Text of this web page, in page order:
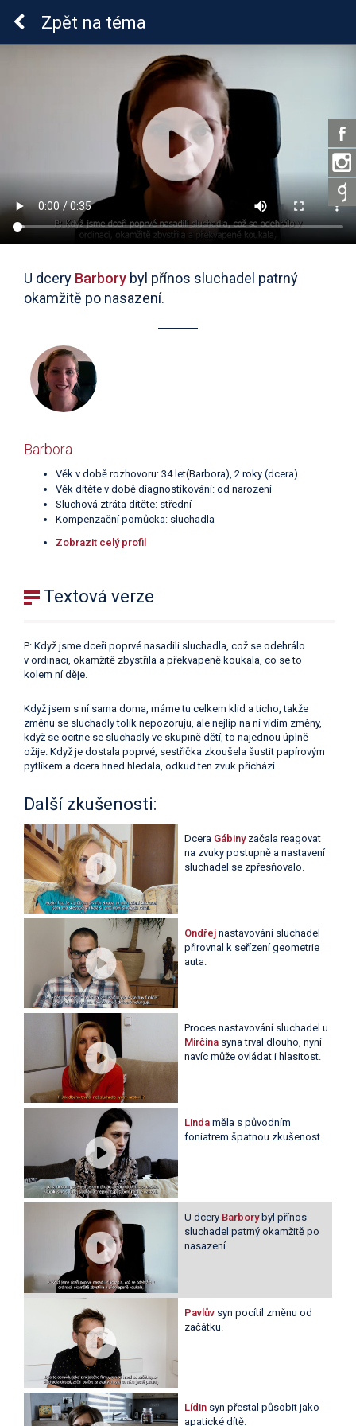
Sluchová vada u dětí
Zpět na téma
U dcery Barbory byl přínos sluchadel patrný
okamžitě po nasazení.
Barbora
Věk v době rozhovoru: 34 let(Barbora), 2 roky (dcera)
Věk dítěte v době diagnostikování: od narození
Sluchová ztráta dítěte: střední
Kompenzační pomůcka: sluchadla
Zobrazit celý profil
Textová verze
P: Když jsme dceři poprvé nasadili sluchadla, což se odehrálo
v ordinaci, okamžitě zbystřila a překvapeně koukala, co se to
kolem ní děje.
Když jsem s ní sama doma, máme tu celkem klid a ticho, takže
změnu se sluchadly tolik nepozoruju, ale nejlíp na ní vidím změny,
když se ocitne se sluchadly ve skupině dětí, to najednou úplně
ožije. Když je dostala poprvé, sestřička zkoušela šustit papírovým
pytlíkem a dcera hned hledala, odkud ten zvuk přichází.
Další zkušenosti:
Dcera Gábiny začala reagovat
na zvuky postupně a nastavení
sluchadel se zpřesňovalo.
Ondřejnastavování sluchadel
přirovnal k seřízení geometrie
auta.
Proces nastavování sluchadel u
Mirčina syna trval dlouho, nyní
navíc může ovládat i hlasitost.
Linda měla s původním
foniatrem špatnou zkušenost.
U dcery Barbory byl přínos
sluchadel patrný okamžitě po
nasazení.
Pavlův syn pocítil změnu od
začátku.
Lídinsyn přestal působit jako
apatické dítě.